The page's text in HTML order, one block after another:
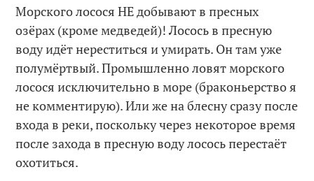
Морского лосося НЕ добывают в пресных
озёрах (кроме медведей)! Лосось в пресную
воду идёт нереститься и умирать. Он там уже
полумёртвый. Промышленно ловят морского
лосося исключительно в море (браконьерство я
не комментирую). Или же на блесну сразу после
входа в реки, поскольку через некоторое время
после захода в пресную воду лосось перестаёт
охотиться.